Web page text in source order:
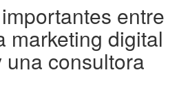
entre
marketing digital
una consultora